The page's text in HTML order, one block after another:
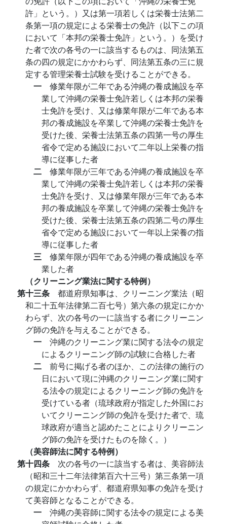
許」という。）又は第一項若しくは栄養士法第二
条第一項の規定による栄養士の免許（以下この項
において「本邦の栄養士免許」という。）を受け
た者で次の各号の一に該当するものは、同法第五
条の四の規定にかかわらず、同法第五条の三に規
定する管理栄養士試験を受けることができる。
一 修業年限が二年である沖縄の養成施設を卒
業して沖縄の栄養士免許若しくは本邦の栄養
士免許を受け、又は修業年限が二年である本
邦の養成施設を卒業して沖縄の栄養士免許を
受けた後、栄養士法第五条の四第一号の厚生
省令で定める施設において二年以上栄養の指
導に従事した者
二 修業年限が三年である沖縄の養成施設を卒
業して沖縄の栄養士免許若しくは本邦の栄養
士免許を受け、又は修業年限が三年である本
邦の養成施設を卒業して沖縄の栄養士免許を
受けた後、栄養士法第五条の四第二号の厚生
省令で定める施設において一年以上栄養の指
導に従事した者
三 修業年限が四年である沖縄の養成施設を卒
業した者
（クリーニング業法に関する特例）
第十三条 都道府県知事は、クリーニング業法（昭
和二十五年法律第二百七号）第六条の規定にかか
わらず、次の各号の一に該当する者にクリーニン
グ師の免許を与えることができる。
一 沖縄のクリーニング業に関する法令の規定
によるクリーニング師の試験に合格した者
二 前号に掲げる者のほか、この法律の施行の
日において現に沖縄のクリーニング業に関す
る法令の規定によるクリーニング師の免許を
受けている者（琉球政府が指定した外国にお
いてクリーニング師の免許を受けた者で、琉
球政府が適当と認めたことによりクリーニン
グ師の免許を受けたものを除く。）
（美容師法に関する特例）
第十四条 次の各号の一に該当する者は、美容師法
（昭和三十二年法律第百六十三号）第三条第一項
の規定にかかわらず、都道府県知事の免許を受け
て美容師となることができる。
一 沖縄の美容師に関する法令の規定による美